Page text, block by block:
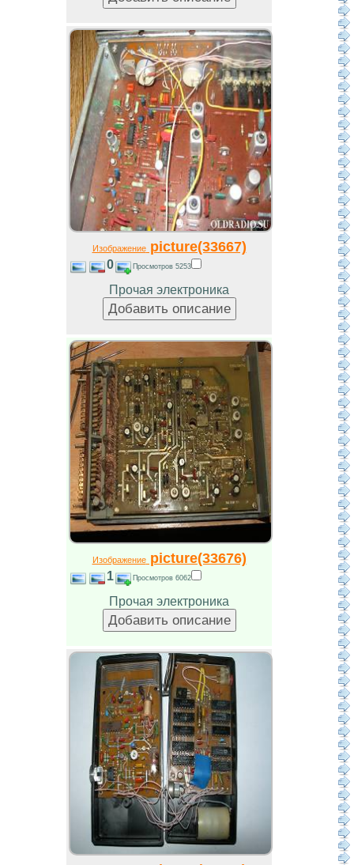
Изображениеpicture(33667)
0 Просмотров 5253
Прочая электроника
Изображениеpicture(33676)
1 Просмотров 6062
Прочая электроника